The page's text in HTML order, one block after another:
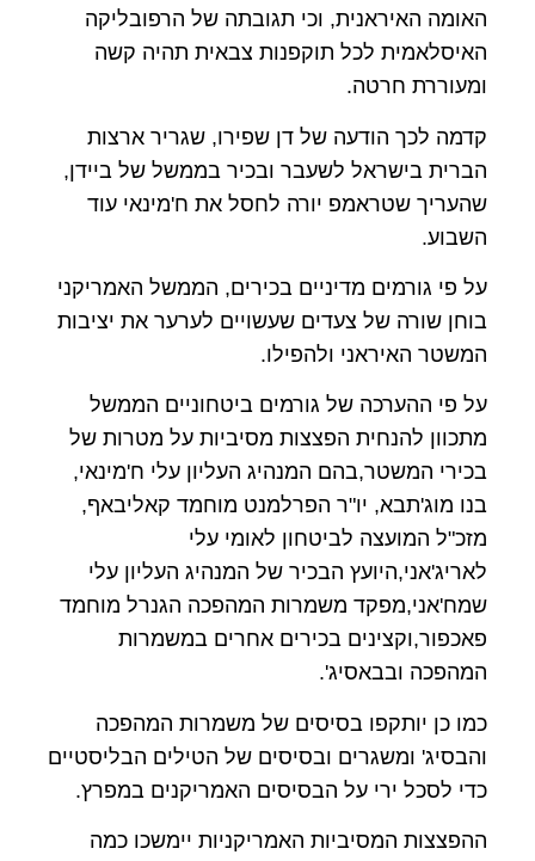
האומה האיראנית, וכי תגובתה של הרפובליקה
האיסלאמית לכל תוקפנות צבאית תהיה קשה
ומעוררת חרטה.
קדמה לכך הודעה של דן שפירו, שגריר ארצות
הברית בישראל לשעבר ובכיר בממשל של ביידן,
שהעריך שטראמפ יורה לחסל את ח'מינאי עוד
השבוע.
על פי גורמים מדיניים בכירים, הממשל האמריקני
בוחן שורה של צעדים שעשויים לערער את יציבות
המשטר האיראני ולהפילו.
על פי ההערכה של גורמים ביטחוניים הממשל
מתכוון להנחית הפצצות מסיביות על מטרות של
בכירי המשטר,בהם המנהיג העליון עלי ח'מינאי,
בנו מוג'תבא, יו"ר הפרלמנט מוחמד קאליבאף,
מזכ"ל המועצה לביטחון לאומי עלי
לאריג'אני,היועץ הבכיר של המנהיג העליון עלי
שמח'אני,מפקד משמרות המהפכה הגנרל מוחמד
פאכפור,וקצינים בכירים אחרים במשמרות
המהפכה ובבאסיג'.
כמו כן יותקפו בסיסים של משמרות המהפכה
והבסיג' ומשגרים ובסיסים של הטילים הבליסטיים
כדי לסכל ירי על הבסיסים האמריקנים במפרץ.
ההפצצות המסיביות האמריקניות יימשכו כמה